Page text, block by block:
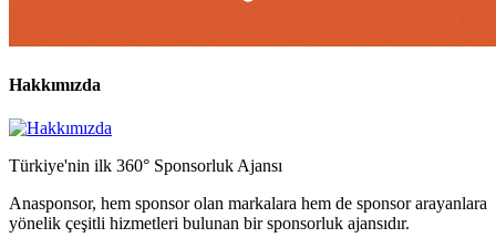
Hakkımızda
Türkiye'nin ilk 360° Sponsorluk Ajansı
Anasponsor, hem sponsor olan markalara hem de sponsor arayanlara
yönelik çeşitli hizmetleri bulunan bir sponsorluk ajansıdır.